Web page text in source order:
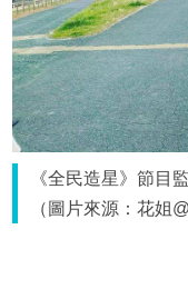
《全民造星》節目
（圖片來源：花姐